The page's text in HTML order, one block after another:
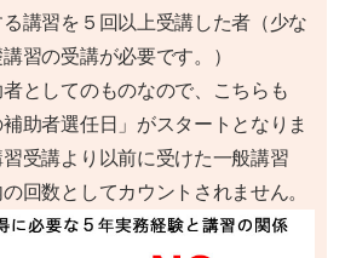
講習を５回以上受講した者（少な
習の受講が必要です。）
としてのものなので、こちらも
補助者選任日」がスタートとなりま
受講より以前に受けた一般講習
回数としてカウントされません。